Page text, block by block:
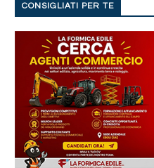
CONSIGLIATI PER TE